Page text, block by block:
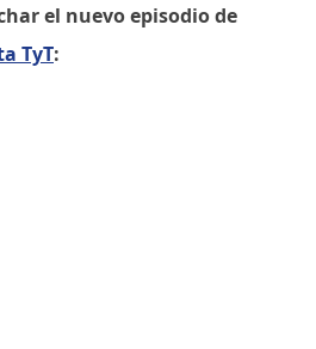
el nuevo episodio de
TyT: